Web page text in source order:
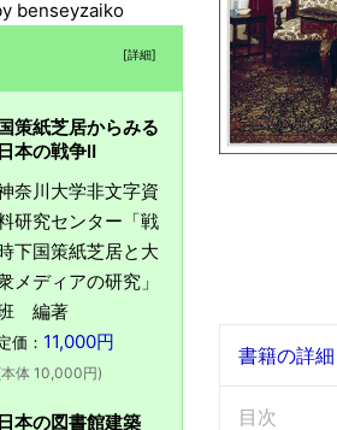
書籍の詳細
目次
benseyzaiko
[詳細]
策紙芝居からみる
日本の戦争Ⅱ
奈川大学非文字資
研究センター「戦
下国策紙芝居と大
メディアの研究」
編著
価： 11,000円
体 10,000円)
日本の図書館建築